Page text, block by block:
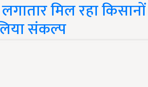
मिल रहा किसानों
संकल्प